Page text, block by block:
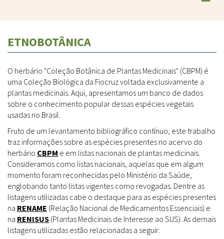
ETNOBOTÂNICA
O herbário "Coleção Botânica de Plantas Medicinais" (CBPM) é
uma Coleção Biológica da Fiocruz voltada exclusivamente a
plantas medicinais. Aqui, apresentamos um banco de dados
sobre o conhecimento popular dessas espécies vegetais
usadas no Brasil.
Fruto de um levantamento bibliográfico contínuo, este trabalho
traz informações sobre as espécies presentes no acervo do
herbário CBPM e em listas nacionais de plantas medicinais.
Consideramos como listas nacionais, aquelas que em algum
momento foram reconhecidas pelo Ministério da Saúde,
englobando tanto listas vigentes como revogadas. Dentre as
listagens utilizadas cabe o destaque para as espécies presentes
na RENAME (Relação Nacional de Medicamentos Essenciais) e
na RENISUS (Plantas Medicinais de Interesse ao SUS). As demais
listagens utilizadas estão relacionadas a seguir: